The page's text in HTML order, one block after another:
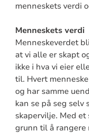
menneskets verdi
Menneskets verdi
Menneskeverdet
at vi alle er skapt
ikke i hva vi eier
til. Hvert
og har samme
kan se på seg selv
skapervilje. Med
grunn til å rangere